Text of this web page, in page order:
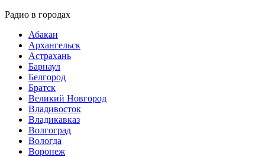
Радио в городах
Абакан
Архангельск
Астрахань
Барнаул
Белгород
Братск
Великий Новгород
Владивосток
Владикавказ
Волгоград
Вологда
Воронеж